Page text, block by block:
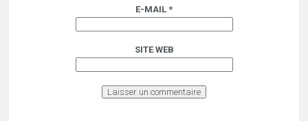
E-MAIL *
SITE WEB